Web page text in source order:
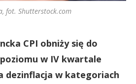
fot. Shutterstock.com
CPI obniży się do
w IV kwartale
dezinflacja w kategoriach